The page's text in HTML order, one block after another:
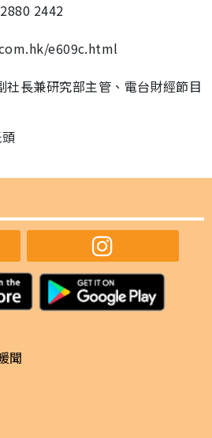
2442
e609c.html
社長兼研究部主管、電台財經節目
聞